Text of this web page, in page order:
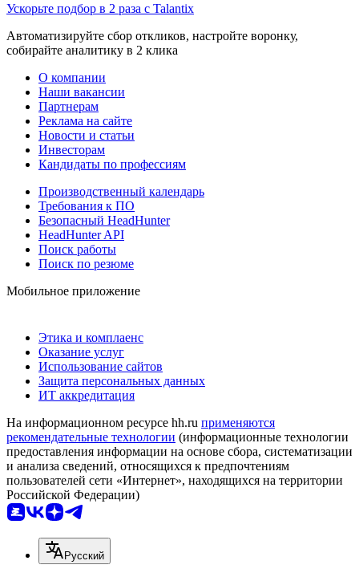
Ускорьте подбор в 2 раза с Talantix
Автоматизируйте сбор откликов, настройте воронку,
собирайте аналитику в 2 клика
О компании
Наши вакансии
Партнерам
Реклама на сайте
Новости и статьи
Инвесторам
Кандидаты по профессиям
Производственный календарь
Требования к ПО
Безопасный HeadHunter
HeadHunter API
Поиск работы
Поиск по резюме
Мобильное приложение
Этика и комплаенс
Оказание услуг
Использование сайтов
Защита персональных данных
ИТ аккредитация
На информационном ресурсе hh.ru применяются
рекомендательные технологии (информационные технологии
предоставления информации на основе сбора, систематизации
и анализа сведений, относящихся к предпочтениям
пользователей сети «Интернет», находящихся на территории
Российской Федерации)
Русский